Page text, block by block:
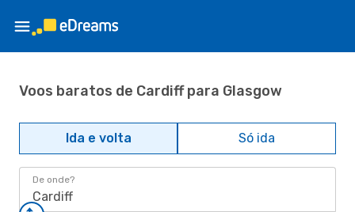
Voos baratos de Cardiff para Glasgow
Ida e volta Só ida
De onde?
Cardiff